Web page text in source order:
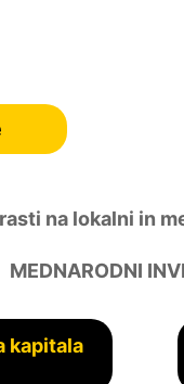
na lokalni in
MEDNARODNI
kapitala